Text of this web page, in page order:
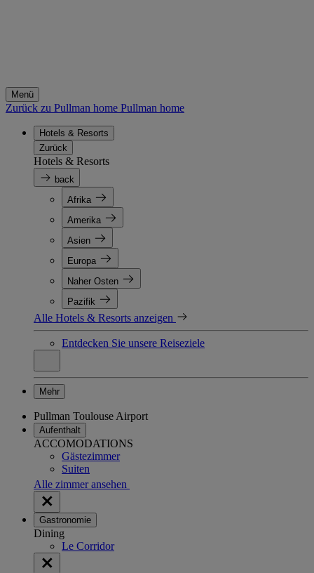
Menü
Zurück zu Pullman home Pullman home
Hotels & Resorts
Zurück
Hotels & Resorts
back
Afrika
Amerika
Asien
Europa
Naher Osten
Pazifik
Alle Hotels & Resorts anzeigen
Entdecken Sie unsere Reiseziele
Mehr
Pullman Toulouse Airport
Aufenthalt
ACCOMODATIONS
Gästezimmer
Suiten
Alle zimmer ansehen
Gastronomie
Dining
Le Corridor